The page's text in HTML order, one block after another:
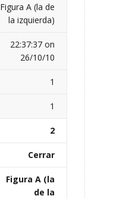
Figura A (la de
la izquierda)
22:37:37 on
26/10/10
1
1
2
Cerrar
Figura A (la
de la